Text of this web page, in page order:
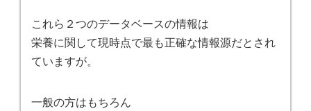
これら２つのデータベースの情報は
栄養に関して現時点で最も正確な情報源だとされ
ていますが。
一般の方はもちろん